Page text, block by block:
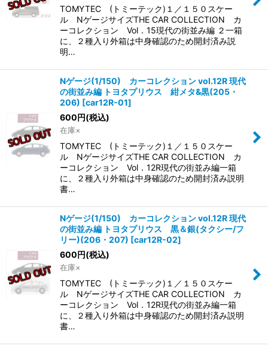
TOMYTEC (トミーテック)１／１５０スケー
ル NゲージサイズTHE CAR COLLECTION カ
ーコレクション Vol．15現代の街並み編 ２一箱
に、２種入り外箱は中身確認のため開封済み説
明…
Nゲージ(1/150) カーコレクション vol.12R 現代
の街並み編 トヨタプリウス 紺メタ&黒(205・
206) [car12R-01]
600円(税込)
在庫×
TOMYTEC (トミーテック)１／１５０スケー
ル NゲージサイズTHE CAR COLLECTION カ
ーコレクション Vol．12R現代の街並み編一箱
に、２種入り外箱は中身確認のため開封済み説明
書…
Nゲージ(1/150) カーコレクション vol.12R 現代
の街並み編 トヨタプリウス 黒＆銀(タクシー/フ
リー)(206・207) [car12R-02]
600円(税込)
在庫×
TOMYTEC (トミーテック)１／１５０スケー
ル NゲージサイズTHE CAR COLLECTION カ
ーコレクション Vol．12R現代の街並み編一箱
に、２種入り外箱は中身確認のため開封済み説明
書…